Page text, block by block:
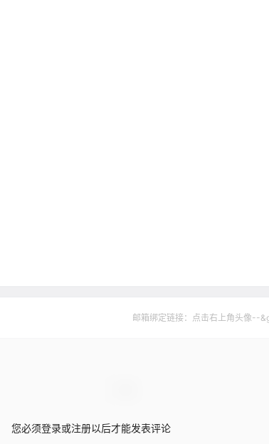
邮箱绑定链接：点击右上角头像--
您必须登录或注册以后才能发表评论